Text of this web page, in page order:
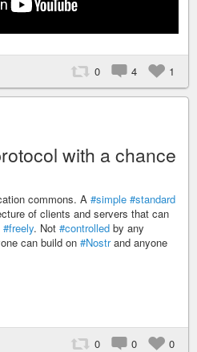
0 4 1
with a chance
commons. A #simple #standard
of clients and servers that can
#freely. Not #controlled by any
can build on #Nostrand anyone
0 0 0